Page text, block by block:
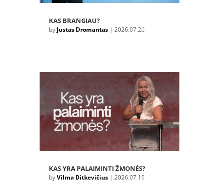
KAS BRANGIAU?
by Justas Dromantas| 2026.07.26
KAS YRA PALAIMINTI ŽMONĖS?
byVilma Ditkevičius| 2026.07.19